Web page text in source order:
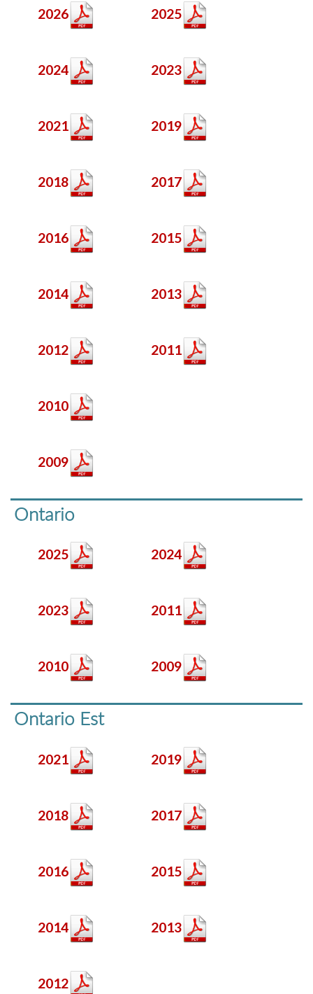
2026 2025
2024 2023
2021 2019
2018 2017
2016 2015
2014 2013
2012 2011
2010
2009
Ontario
2025 2024
2023 2011
2010 2009
Ontario Est
2021 2019
2018 2017
2016 2015
2014 2013
2012